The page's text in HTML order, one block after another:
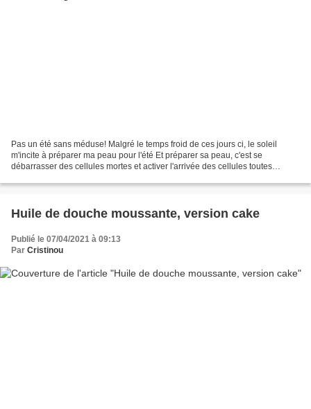
Pas un été sans méduse! Malgré le temps froid de ces jours ci, le soleil
m'incite à préparer ma peau pour l'été Et préparer sa peau, c'est se
débarrasser des cellules mortes et activer l'arrivée des cellules toutes
Huile de douche moussante, version cake
Publié le 07/04/2021 à 09:13
Par Cristinou